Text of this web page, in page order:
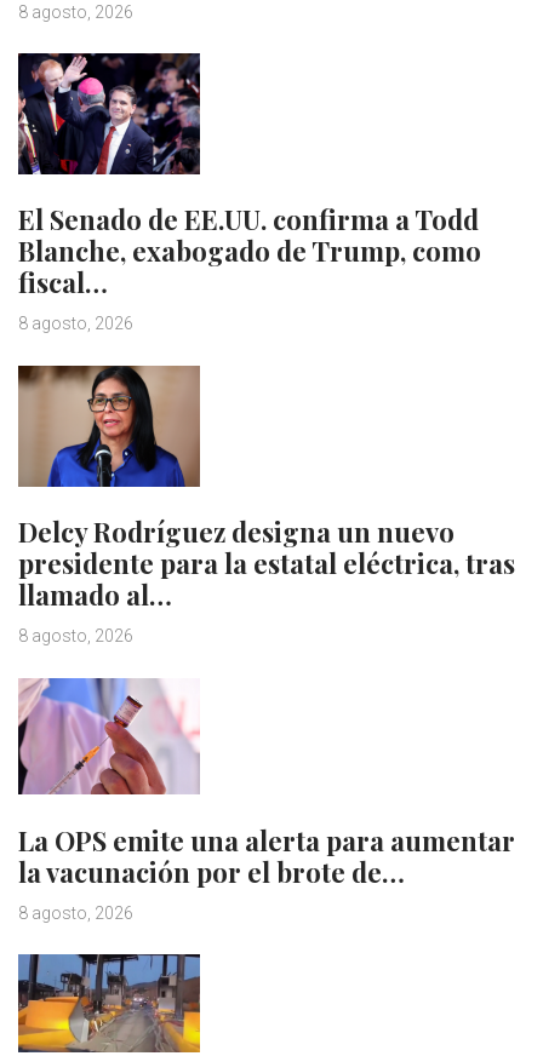
8 agosto, 2026
El Senado de EE.UU. confirma a Todd
Blanche, exabogado de Trump, como
fiscal…
8 agosto, 2026
Delcy Rodríguez designa un nuevo
presidente para la estatal eléctrica, tras
llamado al…
8 agosto, 2026
La OPS emite una alerta para aumentar
la vacunación por el brote de…
8 agosto, 2026